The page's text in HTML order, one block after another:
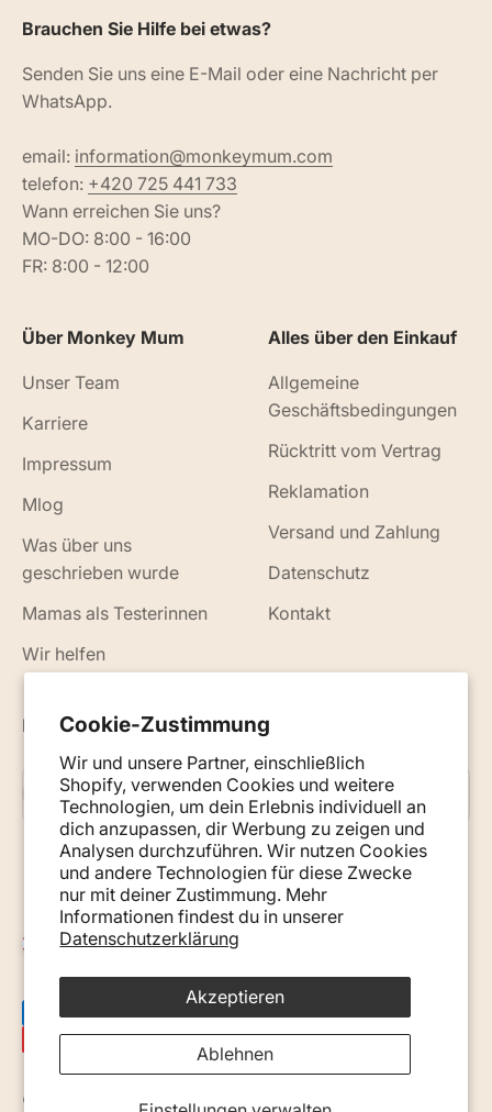
Cookie-Zustimmung
Wir und unsere Partner, einschließlich
Shopify, verwenden Cookies und weitere
Technologien, um dein Erlebnis individuell an
dich anzupassen, dir Werbung zu zeigen und
Analysen durchzuführen. Wir nutzen Cookies
und andere Technologien für diese Zwecke
nur mit deiner Zustimmung. Mehr
Informationen findest du in unserer
Datenschutzerklärung
Akzeptieren
Ablehnen
Brauchen Sie Hilfe bei etwas?
Senden Sie uns eine E-Mail oder eine Nachricht per
WhatsApp.
email: information@monkeymum.com
telefon: +420 725 441 733
Wann erreichen Sie uns?
MO-DO: 8:00 - 16:00
FR: 8:00 - 12:00
Über Monkey Mum
Unser Team
Karriere
Impressum
Mlog
Was über uns
geschrieben wurde
Mamas als Testerinnen
Wir helfen
Alles über den Einkauf
Allgemeine
Geschäftsbedingungen
Rücktritt vom Vertrag
Reklamation
Versand und Zahlung
Datenschutz
Kontakt
Neuigkeiten, Ratschläge und Tipps per E-Mail
E-Mail
Abonnieren
Österreich (EUR €)
© 2026, Monkey Mum. · Site by Ecommerce Pot